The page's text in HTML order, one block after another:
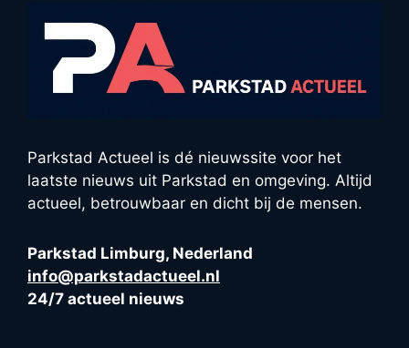
Parkstad Actueel is dé nieuwssite voor het
laatste nieuws uit Parkstad en omgeving. Altijd
actueel, betrouwbaar en dicht bij de mensen.
Parkstad Limburg, Nederland
info@parkstadactueel.nl
24/7 actueel nieuws